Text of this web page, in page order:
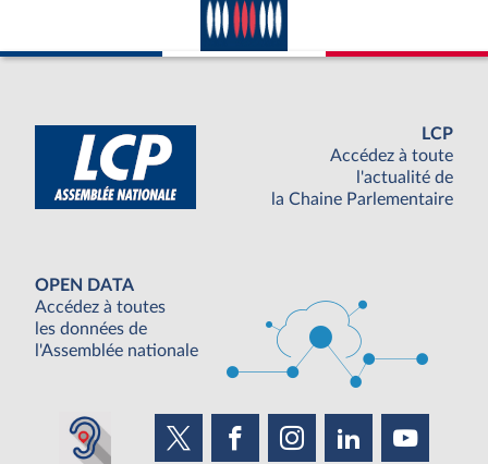
LCP
Accédez à toute
l'actualité de
la Chaine Parlementaire
OPEN DATA
Accédez à toutes
les données de
l'Assemblée nationale